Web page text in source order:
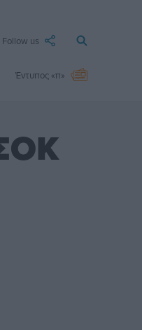
Follow us
Έντυπος «π»